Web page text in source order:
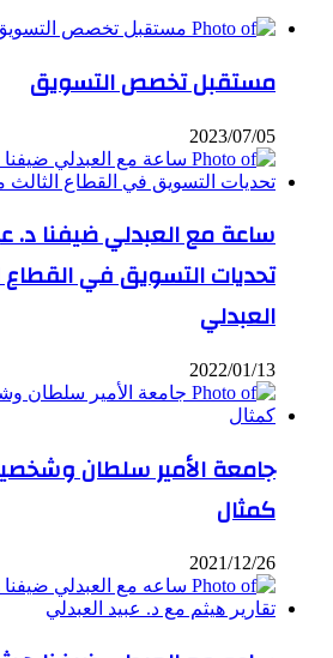
مستقبل تخصص التسويق
2023/07/05
ساعة مع العبدلي ضيفنا د.
تحديات التسويق في القطاع
العبدلي
2022/01/13
جامعة الأمير سلطان
كمثال
2021/12/26